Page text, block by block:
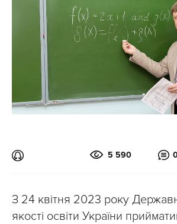
5 590
З 24 квітня 2023 року
якості освіти України